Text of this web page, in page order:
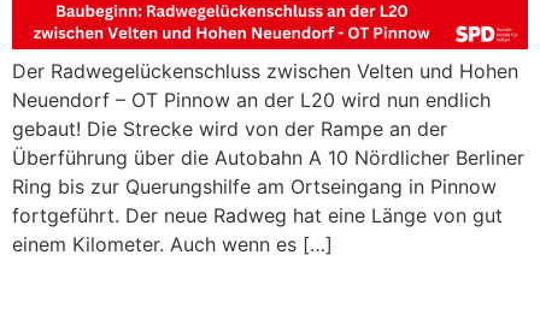
Der Radwegelückenschluss zwischen Velten und Hohen
Neuendorf – OT Pinnow an der L20 wird nun endlich
gebaut! Die Strecke wird von der Rampe an der
Überführung über die Autobahn A 10 Nördlicher Berliner
Ring bis zur Querungshilfe am Ortseingang in Pinnow
fortgeführt. Der neue Radweg hat eine Länge von gut
einem Kilometer. Auch wenn es […]